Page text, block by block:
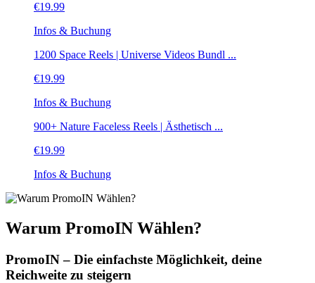
€19.99
Infos & Buchung
1200 Space Reels | Universe Videos Bundl ...
€19.99
Infos & Buchung
900+ Nature Faceless Reels | Ästhetisch ...
€19.99
Infos & Buchung
Warum PromoIN Wählen?
PromoIN – Die einfachste Möglichkeit, deine
Reichweite zu steigern